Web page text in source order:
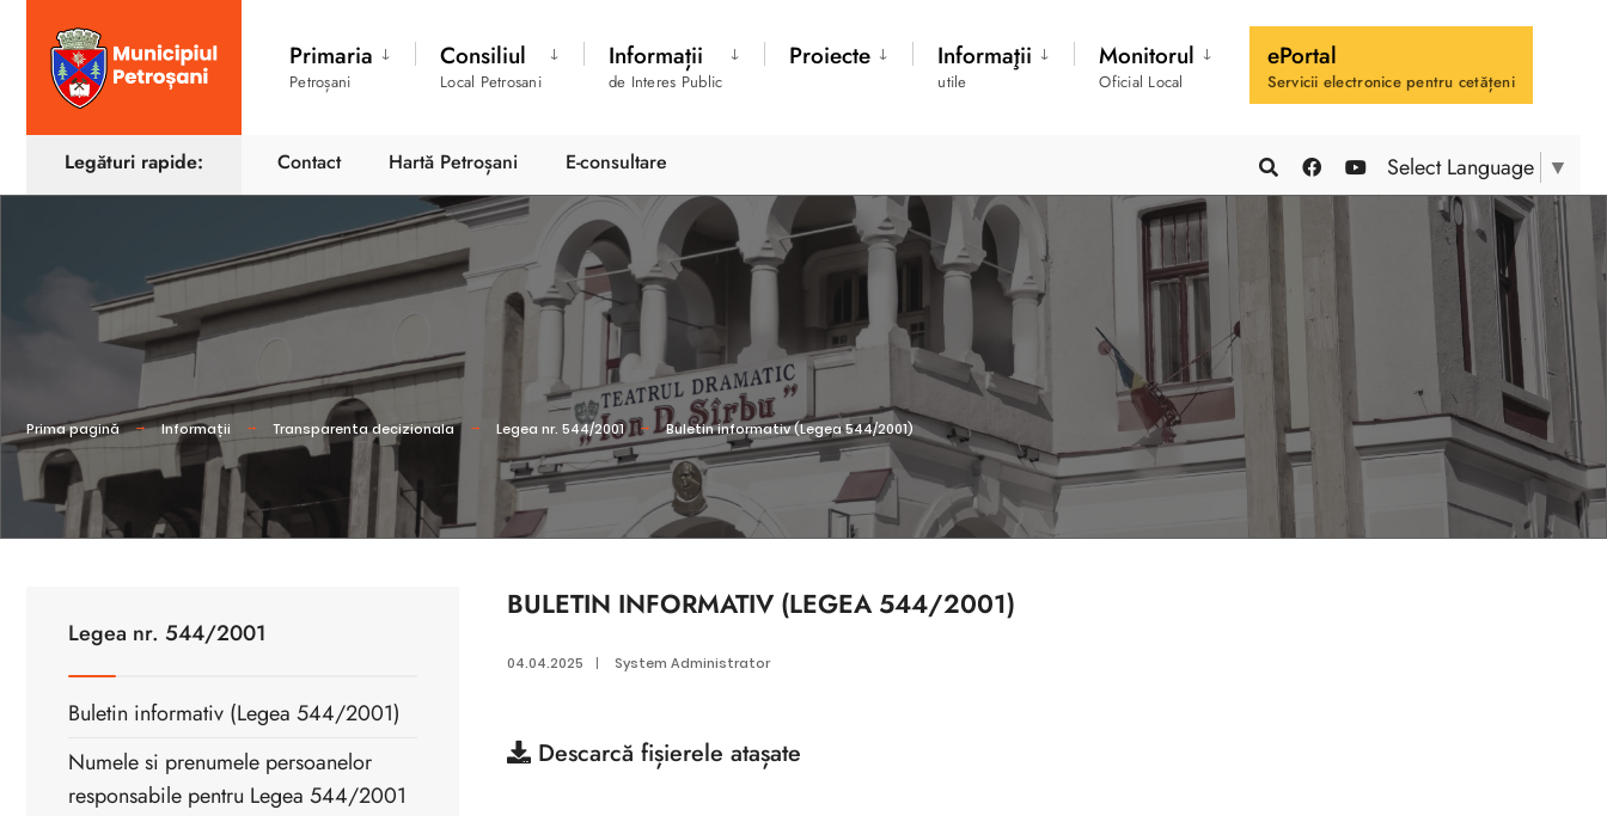
Primaria
Petroșani
Consiliul
Local Petrosani
Informații
de Interes Public
Proiecte Informaţii
utile
Monitorul
Oficial Local
ePortal
Servicii electronice pentru cetățeni
Select Language ▼
Legături rapide: Contact Hartă Petroșani E-consultare
Prima pagină Informații Transparenta decizionala Legea nr. 544/2001 Buletin informativ (Legea 544/2001)
BULETIN INFORMATIV (LEGEA 544/2001)
04.04.2025 | System Administrator
Descarcă fișierele atașate
Legea nr. 544/2001
Buletin informativ (Legea 544/2001)
Numele si prenumele persoanelor
responsabile pentru Legea 544/2001